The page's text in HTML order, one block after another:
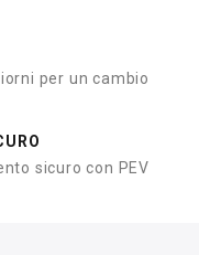
per un cambio
sicuro con PEV